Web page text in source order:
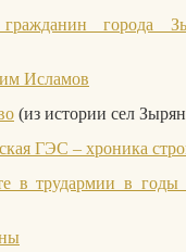
города
Исламов
(из истории сел
ГЭС – хроника
в трудармии в